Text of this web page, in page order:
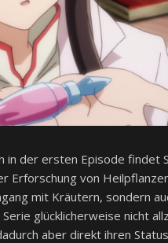
in der ersten Episode findet
Erforschung von
mit Kräutern, sondern
glücklicherweise nicht
aber direkt ihren